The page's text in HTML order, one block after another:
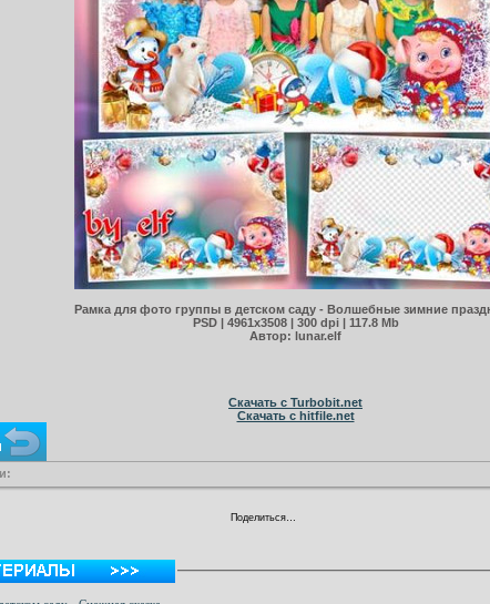
Рамка для фото группы в детском саду - Волшебные зимние
PSD | 4961x3508 | 300 dpi | 117.8 Mb
Автор: lunar.elf
Скачать с Turbobit.net
Скачать с hitfile.net
Поделиться…